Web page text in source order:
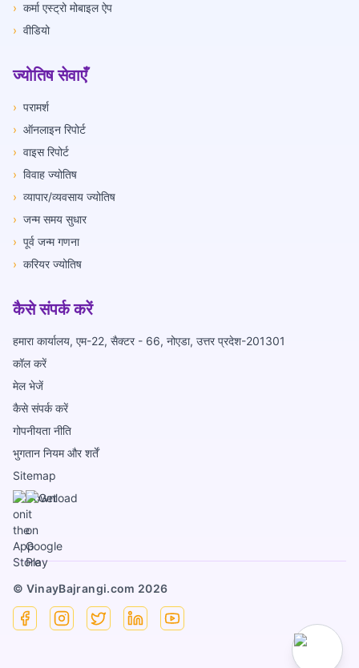
› कर्मा एस्ट्रो मोबाइल ऐप
› वीडियो
ज्योतिष सेवाएँ
› परामर्श
› ऑनलाइन रिपोर्ट
› वाइस रिपोर्ट
› विवाह ज्योतिष
› व्यापार/व्यवसाय ज्योतिष
› जन्म समय सुधार
› पूर्व जन्म गणना
› करियर ज्योतिष
कैसे संपर्क करें
हमारा कार्यालय, एम-22, सैक्टर - 66, नोएडा, उत्तर प्रदेश-201301
कॉल करें
मेल भेजें
कैसे संपर्क करें
गोपनीयता नीति
भुगतान नियम और शर्तें
Sitemap
© VinayBajrangi.com 2026
FacebookInstagram
X LinkedinYouTube